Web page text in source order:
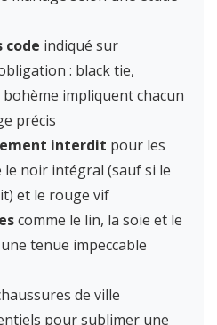
code indiqué sur
: black tie,
impliquent chacun
précis
interdit pour les
noir intégral (sauf si le
et le rouge vif
comme le lin, la soie et le
tenue impeccable
de ville
pour sublimer une